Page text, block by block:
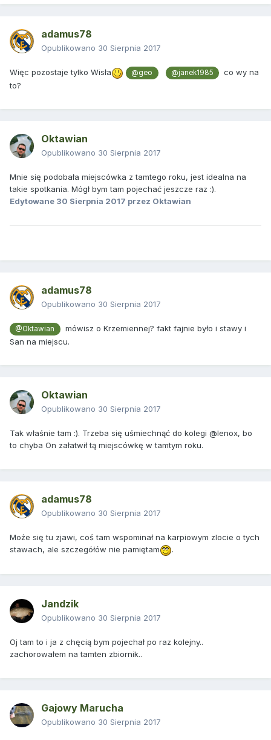
adamus78
Opublikowano 30 Sierpnia 2017
Więc pozostaje tylko Wisła @geo @janek1985
co wy na
to?
Oktawian
Opublikowano 30 Sierpnia 2017
Mnie się podobała miejscówka z tamtego roku, jest idealna na
takie spotkania. Mógł bym tam pojechać jeszcze raz :).
Edytowane 30 Sierpnia 2017 przez Oktawian
adamus78
Opublikowano 30 Sierpnia 2017
@Oktawian
mówisz o Krzemiennej? fakt fajnie było i stawy i
San na miejscu.
Oktawian
Opublikowano 30 Sierpnia 2017
Tak właśnie tam :). Trzeba się uśmiechnąć do kolegi @lenox, bo
to chyba On załatwił tą miejscówkę w tamtym roku.
adamus78
Opublikowano 30 Sierpnia 2017
Może się tu zjawi, coś tam wspominał na karpiowym zlocie o tych
stawach, ale szczegółów nie pamiętam
.
Jandzik
Opublikowano 30 Sierpnia 2017
Oj tam to i ja z chęcią bym pojechał po raz kolejny..
zachorowałem na tamten zbiornik..
Gajowy Marucha
Opublikowano 30 Sierpnia 2017